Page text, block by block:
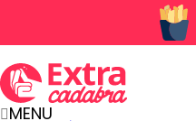
MENU